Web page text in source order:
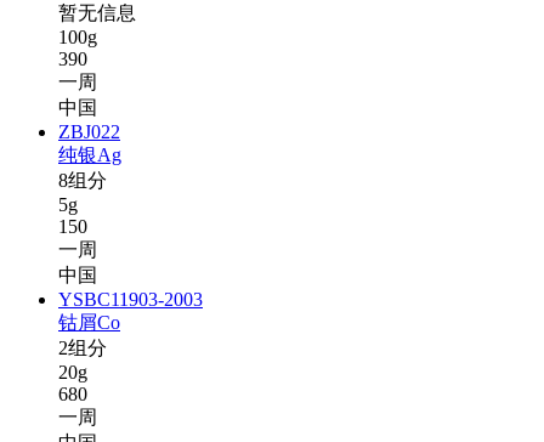
暂无信息
100g
390
一周
中国
ZBJ022
纯银Ag
8组分
5g
150
一周
中国
YSBC11903-2003
钴屑Co
2组分
20g
680
一周